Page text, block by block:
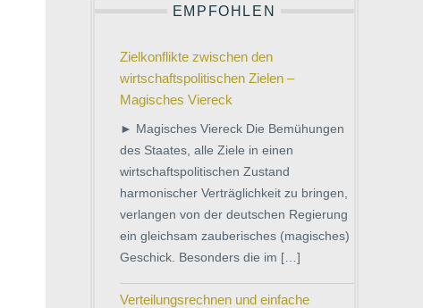
EMPFOHLEN
Zielkonflikte zwischen den
wirtschaftspolitischen Zielen –
Magisches Viereck
► Magisches Viereck Die Bemühungen
des Staates, alle Ziele in einen
wirtschaftspolitischen Zustand
harmonischer Verträglichkeit zu bringen,
verlangen von der deutschen Regierung
ein gleichsam zauberisches (magisches)
Geschick. Besonders die im […]
Verteilungsrechnen und einfache